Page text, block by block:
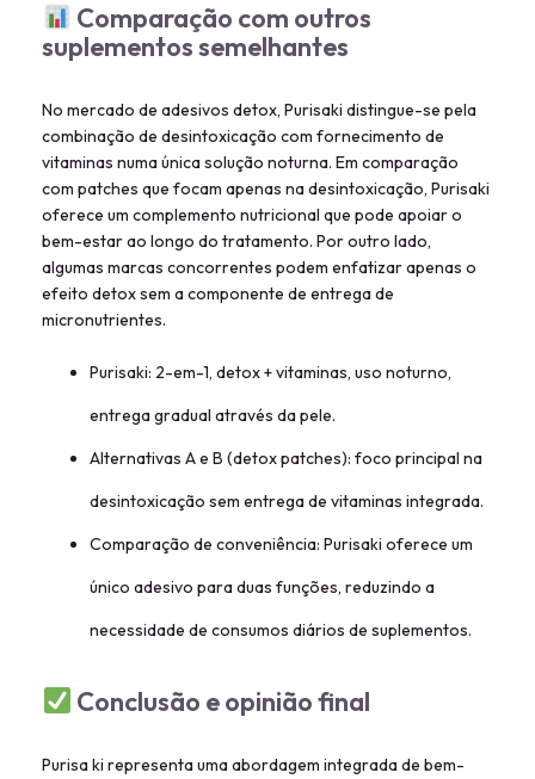
Comparação com outros
suplementos semelhantes
No mercado de adesivos detox, Purisaki distingue-se pela
combinação de desintoxicação com fornecimento de
vitaminas numa única solução noturna. Em comparação
com patches que focam apenas na desintoxicação, Purisaki
oferece um complemento nutricional que pode apoiar o
bem-estar ao longo do tratamento. Por outro lado,
algumas marcas concorrentes podem enfatizar apenas o
efeito detox sem a componente de entrega de
micronutrientes.
Purisaki: 2-em-1, detox + vitaminas, uso noturno,
entrega gradual através da pele.
Alternativas A e B (detox patches): foco principal na
desintoxicação sem entrega de vitaminas integrada.
Comparação de conveniência: Purisaki oferece um
único adesivo para duas funções, reduzindo a
necessidade de consumos diários de suplementos.
Conclusão e opinião final
Purisa ki representa uma abordagem integrada de bem-